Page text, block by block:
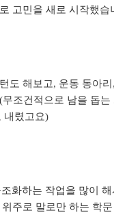
고민을 새로 시작했습
도 해보고, 운동 동아리,
무조건적으로 남을 돕
내렸고요)
화하는 작업을 많이
주로 말로만 하는 학